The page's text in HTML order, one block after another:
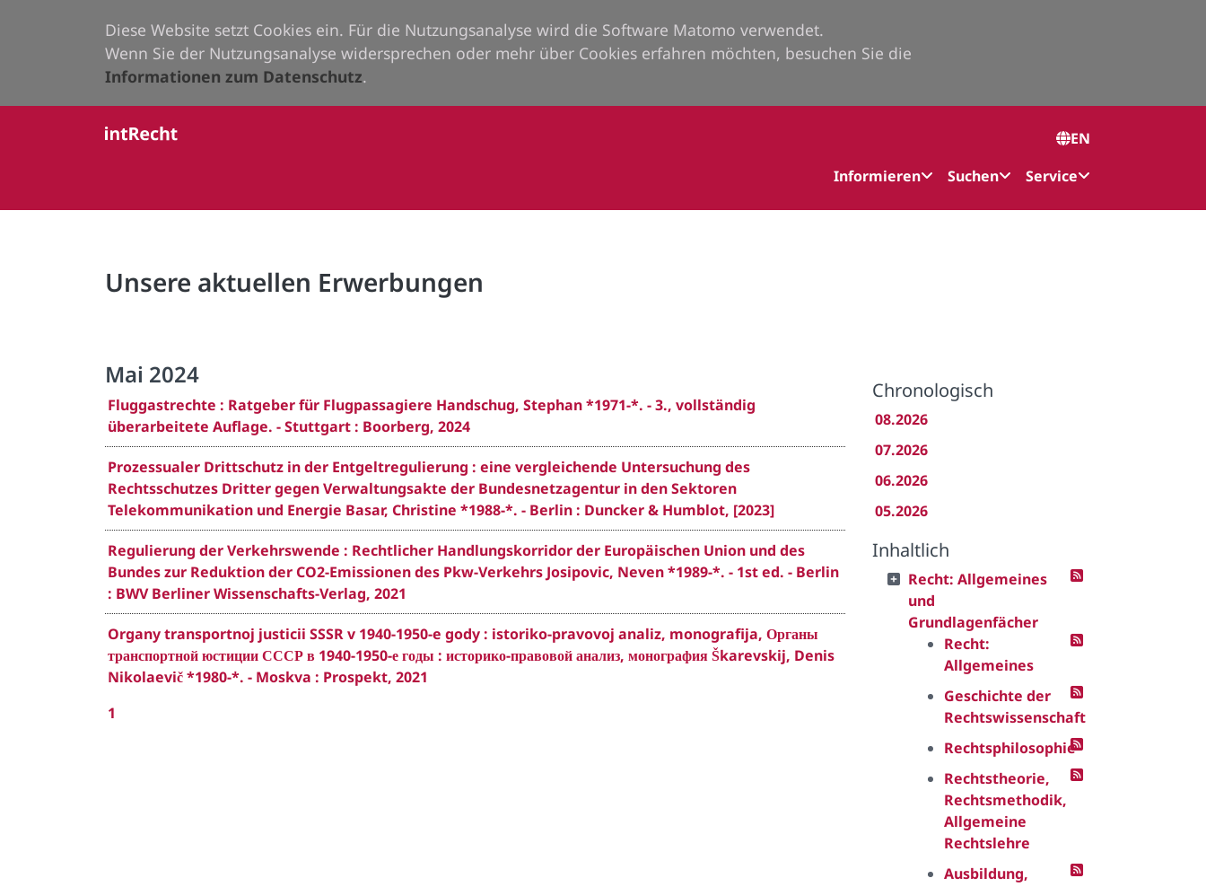
Diese Website setzt Cookies ein. Für die Nutzungsanalyse wird die Software Matomo verwendet.
Wenn Sie der Nutzungsanalyse widersprechen oder mehr über Cookies erfahren möchten, besuchen Sie die
Informationen zum Datenschutz.
EN
Informieren
Suchen Service
Unsere aktuellen Erwerbungen
Mai 2024
Fluggastrechte : Ratgeber für Flugpassagiere Handschug, Stephan *1971-*. - 3., vollständig
überarbeitete Auflage. - Stuttgart : Boorberg, 2024
Prozessualer Drittschutz in der Entgeltregulierung : eine vergleichende Untersuchung des
Rechtsschutzes Dritter gegen Verwaltungsakte der Bundesnetzagentur in den Sektoren
Telekommunikation und Energie Basar, Christine *1988-*. - Berlin : Duncker & Humblot, [2023]
Regulierung der Verkehrswende : Rechtlicher Handlungskorridor der Europäischen Union und des
Bundes zur Reduktion der CO2-Emissionen des Pkw-Verkehrs Josipovic, Neven *1989-*. - 1st ed. - Berlin
: BWV Berliner Wissenschafts-Verlag, 2021
Organy transportnoj justicii SSSR v 1940-1950-e gody : istoriko-pravovoj analiz, monografija, Органы
транспортной юстиции СССР в 1940-1950-е годы : историко-правовой анализ, монография Škarevskij, Denis
Nikolaevič *1980-*. - Moskva : Prospekt, 2021
1
Chronologisch
08.2026
07.2026
06.2026
05.2026
Inhaltlich
Recht: Allgemeines
und
Grundlagenfächer
Recht:
Allgemeines
Geschichte der
Rechtswissenschaft
Rechtsphilosophie
Rechtstheorie,
Rechtsmethodik,
Allgemeine
Rechtslehre
Ausbildung,